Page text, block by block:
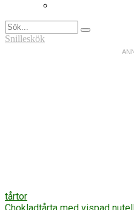
Snilleskök
tårtor